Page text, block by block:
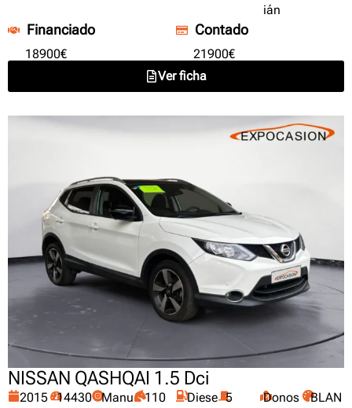
ián
Financiado
18900€
Contado
21900€
Ver ficha
NISSAN QASHQAI 1.5 Dci
2015 14430
Manu
110
Diese 5
Donos
BLAN